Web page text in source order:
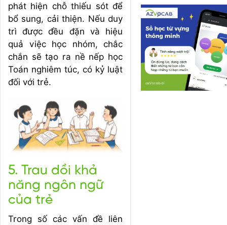
phát hiện chỗ thiếu sót để
bổ sung, cải thiện. Nếu duy
trì được đều đặn và hiệu
quả việc học nhóm, chắc
chắn sẽ tạo ra nề nếp học
Toán nghiêm túc, có kỷ luật
đối với trẻ.
5. Trau dồi khả
năng ngôn ngữ
của trẻ
Trong số các vấn đề liên